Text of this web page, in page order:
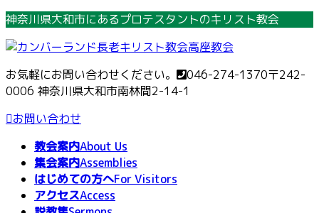
コ
テ
ン
ツ
へ
ス
ナ
ゲ
ー
シ
ョ
ン
神奈川県大和市にあるプロテスタントのキリスト教会
お気軽にお問い合わせください。 046-274-1370〒242-
0006 神奈川県大和市南林間2-14-1
お問い合わせ
教会案内About Us
集会案内Assemblies
はじめての方へFor Visitors
アクセスAccess